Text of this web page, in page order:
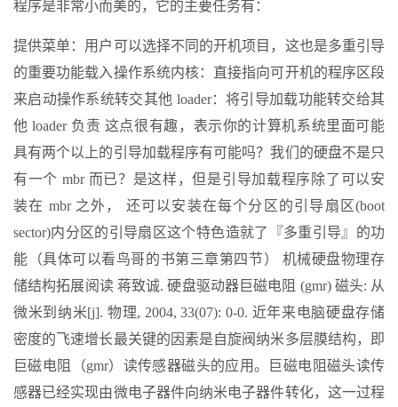
程序是非常小而美的，它的主要任务有：
提供菜单：用户可以选择不同的开机项目，这也是多重引导
的重要功能载入操作系统内核：直接指向可开机的程序区段
来启动操作系统转交其他 loader：将引导加载功能转交给其
他 loader 负责 这点很有趣，表示你的计算机系统里面可能
具有两个以上的引导加载程序有可能吗？我们的硬盘不是只
有一个 mbr 而已？是这样，但是引导加载程序除了可以安
装在 mbr 之外， 还可以安装在每个分区的引导扇区(boot
sector)内分区的引导扇区这个特色造就了『多重引导』的功
能（具体可以看鸟哥的书第三章第四节） 机械硬盘物理存
储结构拓展阅读 蒋致诚. 硬盘驱动器巨磁电阻 (gmr) 磁头: 从
微米到纳米[j]. 物理, 2004, 33(07): 0-0. 近年来电脑硬盘存储
密度的飞速增长最关键的因素是自旋阀纳米多层膜结构，即
巨磁电阻（gmr）读传感器磁头的应用。巨磁电阻磁头读传
感器已经实现由微电子器件向纳米电子器件转化，这一过程